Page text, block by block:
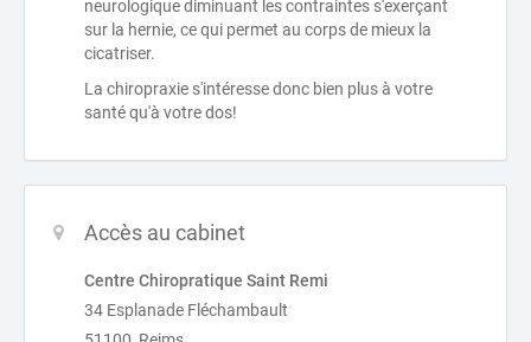
neurologique diminuant les contraintes s'exerçant
sur la hernie, ce qui permet au corps de mieux la
cicatriser.
La chiropraxie s'intéresse donc bien plus à votre
santé qu'à votre dos!
Accès au cabinet
Centre Chiropratique Saint Remi
34 Esplanade Fléchambault